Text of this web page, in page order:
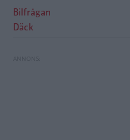
Bilfrågan
Däck